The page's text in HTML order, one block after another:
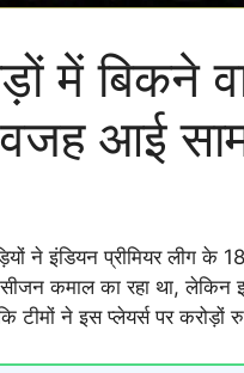
में बिकने
वजह आई
ने इंडियन प्रीमियर लीग के
कमाल का रहा था, लेकिन
टीमों ने इस प्लेयर्स पर करोड़ों